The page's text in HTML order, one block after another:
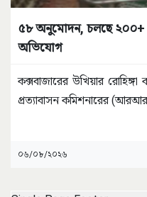
৫৮ অনুমোদন, চলছে ২০০+
অভিযোগ
কক্সবাজারের উখিয়ার রোহিঙ্গা
প্রত্যাবাসন কমিশনারের
০৬/০৮/২০২৬